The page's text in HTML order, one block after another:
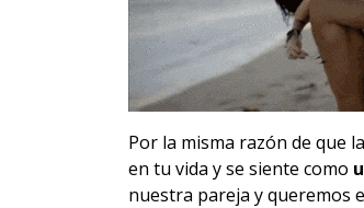
Por la misma razón de que
en tu vida y se siente como
nuestra pareja y queremos